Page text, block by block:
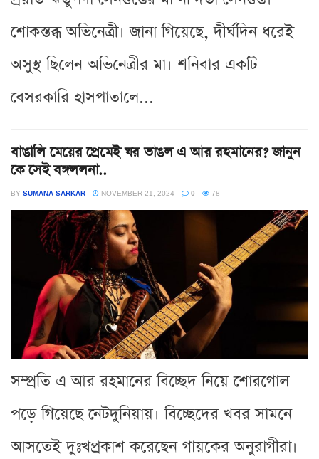
শোকস্তব্ধ অভিনেত্রী। জানা গিয়েছে, দীর্ঘদিন ধরেই
অসুস্থ ছিলেন অভিনেত্রীর মা। শনিবার একটি
বেসরকারি হাসপাতালে...
বাঙালি মেয়ের প্রেমেই ঘর ভাঙল এ আর রহমানের? জানুন
কে সেই বঙ্গললনা..
BY SUMANA SARKAR NOVEMBER 21, 2024 0 78
সম্প্রতি এ আর রহমানের বিচ্ছেদ নিয়ে শোরগোল
পড়ে গিয়েছে নেটদুনিয়ায়। বিচ্ছেদের খবর সামনে
আসতেই দুঃখপ্রকাশ করেছেন গায়কের অনুরাগীরা।